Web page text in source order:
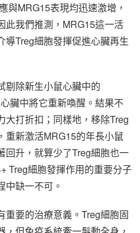
與MRG15表現均迅速激增，
此我們推測，MRG15這一活
導Treg細胞發揮促進心臟再生
剔除新生小鼠心臟中的
臟中將它重新喚醒。結果不
大打折扣；同樣地，移除Treg
重新激活MRG15的年長小鼠
回升，就算少了Treg細胞也一
Treg細胞發揮作用的重要分子
中缺一不可。
重要的治療意義。Treg細胞固